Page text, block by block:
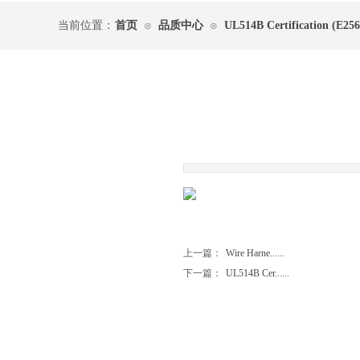
当前位置： 首页 ⊙ 品质中心 ⊙ UL514B Certification
上一篇：
Wire Harne......
下一篇：
UL514B Cer......